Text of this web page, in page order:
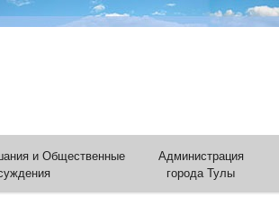
и Общественные
Администрация
города Тулы